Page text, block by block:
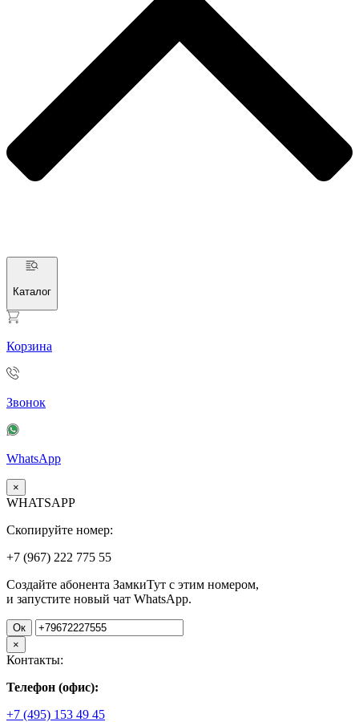
Каталог
Корзина
Звонок
WhatsApp
×
WHATSAPP
Скопируйте номер:
+7 (967) 222 775 55
Создайте абонента ЗамкиТут с этим номером,
и запустите новый чат WhatsApp.
Ок
×
Контакты:
Телефон (офис):
+7 (495) 153 49 45